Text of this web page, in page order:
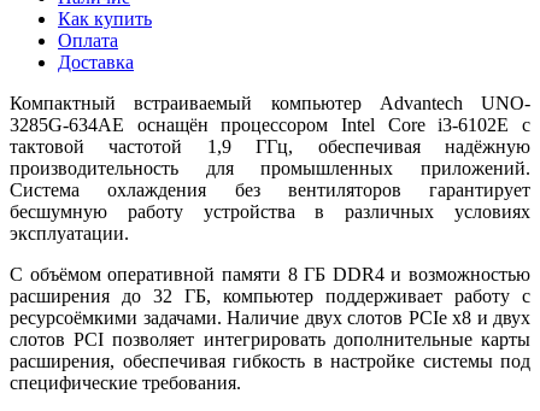
Как купить
Оплата
Доставка
Компактный встраиваемый компьютер Advantech UNO-
3285G-634AE оснащён процессором Intel Core i3-6102E с
тактовой частотой 1,9 ГГц, обеспечивая надёжную
производительность для промышленных приложений.
Система охлаждения без вентиляторов гарантирует
бесшумную работу устройства в различных условиях
эксплуатации.
С объёмом оперативной памяти 8 ГБ DDR4 и возможностью
расширения до 32 ГБ, компьютер поддерживает работу с
ресурсоёмкими задачами. Наличие двух слотов PCIe x8 и двух
слотов PCI позволяет интегрировать дополнительные карты
расширения, обеспечивая гибкость в настройке системы под
специфические требования.